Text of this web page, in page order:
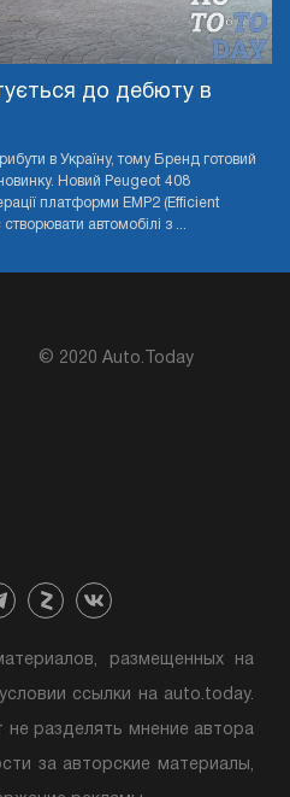
до дебюту в
в Україну, тому Бренд готовий
Новий Peugeot 408
платформи EMP2 (Efficient
автомобілі з ...
© 2020 Auto.Today
размещенных на
ссылки на auto.today.
разделять мнение автора
за авторские материалы,